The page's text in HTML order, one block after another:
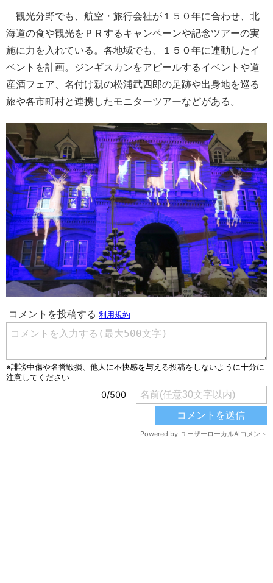
観光分野でも、航空・旅行会社が１５０年に合わせ、北
海道の食や観光をＰＲするキャンペーンや記念ツアーの実
施に力を入れている。各地域でも、１５０年に連動したイ
ベントを計画。ジンギスカンをアピールするイベントや道
産酒フェア、名付け親の松浦武四郎の足跡や出身地を巡る
旅や各市町村と連携したモニターツアーなどがある。